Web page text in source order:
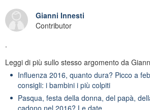
Gianni Innesti
Contributor
.
Leggi di più sullo stesso argomento da
Influenza 2016, quanto dura? Picco a
consigli: i bambini i più colpiti
Pasqua, festa della donna, del papà,
cadono nel 2016? Le date